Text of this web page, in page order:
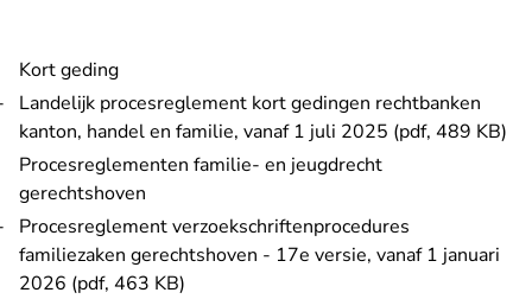
Kort geding
Landelijk procesreglement kort gedingen rechtbanken
kanton, handel en familie, vanaf 1 juli 2025 (pdf, 489 KB)
Procesreglementen familie- en jeugdrecht
gerechtshoven
Procesreglement verzoekschriftenprocedures
familiezaken gerechtshoven - 17e versie, vanaf 1 januari
2026 (pdf, 463 KB)